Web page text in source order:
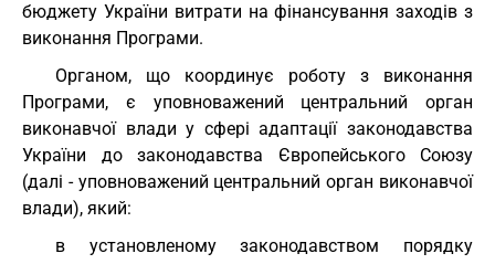
бюджету України витрати на фінансування заходів з
виконання Програми.
Органом, що координує роботу з виконання
Програми, є уповноважений центральний орган
виконавчої влади у сфері адаптації законодавства
України до законодавства Європейського Союзу
(далі - уповноважений центральний орган виконавчої
влади), який:
в установленому законодавством порядку